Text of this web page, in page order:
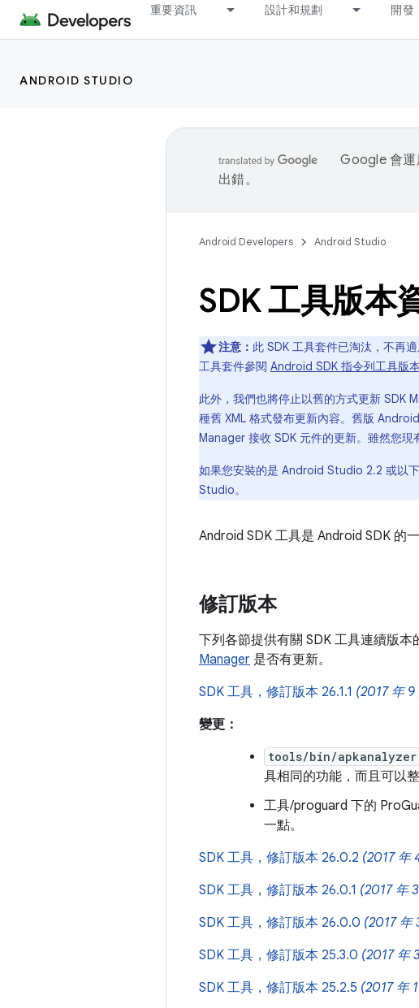
重要資訊 設計和規劃 開發
ANDROID STUDIO
Google 會運
出錯。
Android Developers Android Studio
SDK 工具版本
注意： 此 SDK 工具套件已淘汰，不再
工具套件參閱 Android SDK 指令列工具版
此外，我們也將停止以舊的方式更新 SDK
種舊 XML 格式發布更新內容。舊版
Manager 接收 SDK 元件的更新。雖然您
如果您安裝的是 Android Studio 2.2 或以
Studio。
Android SDK 工具是 Android SDK 的
修訂版本
下列各節提供有關 SDK 工具連續版
Manager 是否有更新。
SDK 工具，修訂版本 26.1.1 (2017 年 9
變更：
tools/bin/apkanalyzer
具相同的功能，而且可以
工具/proguard 下的
一點。
SDK 工具，修訂版本 26.0.2 (2017 年
SDK 工具，修訂版本 26.0.1 (2017 年
SDK 工具，修訂版本 26.0.0 (2017 年
SDK 工具，修訂版本 25.3.0 (2017 年
SDK 工具，修訂版本 25.2.5 (2017 年